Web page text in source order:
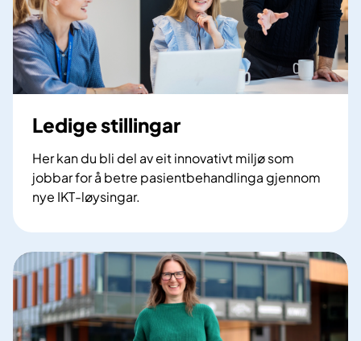
Ledige stillingar
Her kan du bli del av eit innovativt miljø som
jobbar for å betre pasientbehandlinga gjennom
nye IKT-løysingar.
e
d
i
g
e
s